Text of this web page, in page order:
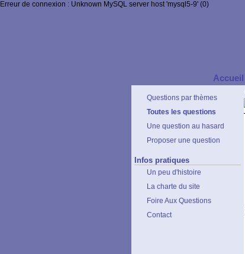
Erreur de connexion : Unknown MySQL server host 'mysql5-9' (0)
Accueil
Questions par thèmes
Toutes les questions
Une question au hasard
Proposer une question
Infos pratiques
Un peu d'histoire
La charte du site
Foire Aux Questions
Contact